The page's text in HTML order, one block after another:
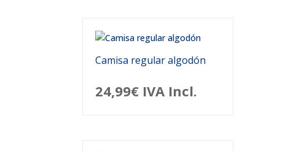
Camisa regular algodón
24,99€ IVA Incl.